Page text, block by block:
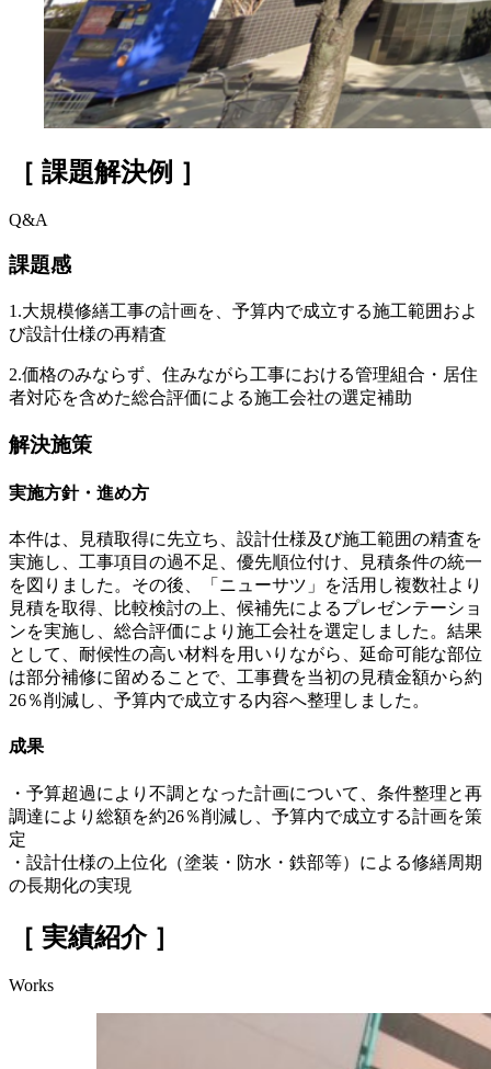
［ 課題解決例 ］
Q&A
課題感
1.大規模修繕工事の計画を、予算内で成立する施工範囲およ
び設計仕様の再精査
2.価格のみならず、住みながら工事における管理組合・居住
者対応を含めた総合評価による施工会社の選定補助
解決施策
実施方針・進め方
本件は、見積取得に先立ち、設計仕様及び施工範囲の精査を
実施し、工事項目の過不足、優先順位付け、見積条件の統一
を図りました。その後、「ニューサツ」を活用し複数社より
見積を取得、比較検討の上、候補先によるプレゼンテーショ
ンを実施し、総合評価により施工会社を選定しました。結果
として、耐候性の高い材料を用いりながら、延命可能な部位
は部分補修に留めることで、工事費を当初の見積金額から約
26％削減し、予算内で成立する内容へ整理しました。
成果
・予算超過により不調となった計画について、条件整理と再
調達により総額を約26％削減し、予算内で成立する計画を策
定
・設計仕様の上位化（塗装・防水・鉄部等）による修繕周期
の長期化の実現
［ 実績紹介 ］
Works